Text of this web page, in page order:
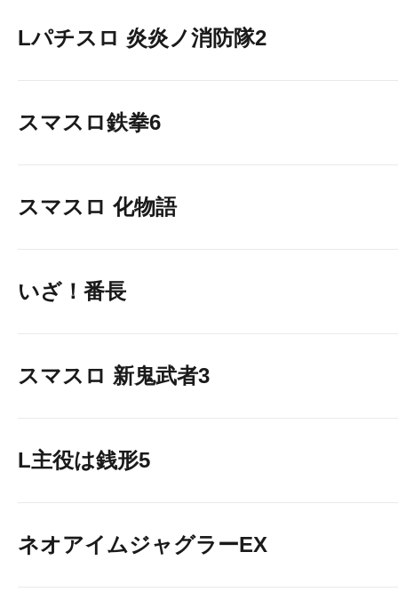
店長＆副店長
Lパチスロ 炎炎ノ消防隊2
スマスロ鉄拳6
スマスロ 化物語
いざ！番長
スマスロ 新鬼武者3
L主役は銭形5
ネオアイムジャグラーEX